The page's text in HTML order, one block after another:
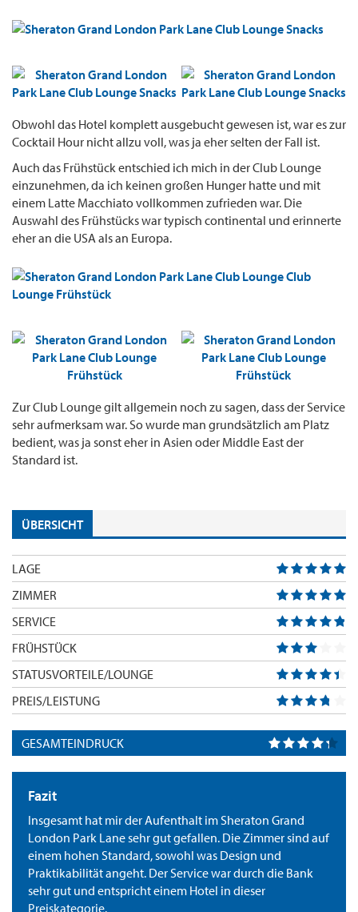
Obwohl das Hotel komplett ausgebucht gewesen ist, war es zur
Cocktail Hour nicht allzu voll, was ja eher selten der Fall ist.
Auch das Frühstück entschied ich mich in der Club Lounge
einzunehmen, da ich keinen großen Hunger hatte und mit
einem Latte Macchiato vollkommen zufrieden war. Die
Auswahl des Frühstücks war typisch continental und erinnerte
eher an die USA als an Europa.
Zur Club Lounge gilt allgemein noch zu sagen, dass der Service
sehr aufmerksam war. So wurde man grundsätzlich am Platz
bedient, was ja sonst eher in Asien oder Middle East der
Standard ist.
ÜBERSICHT
LAGE
ZIMMER
SERVICE
FRÜHSTÜCK
STATUSVORTEILE/LOUNGE
PREIS/LEISTUNG
GESAMTEINDRUCK
Fazit
Insgesamt hat mir der Aufenthalt im Sheraton Grand
London Park Lane sehr gut gefallen. Die Zimmer sind auf
einem hohen Standard, sowohl was Design und
Praktikabilität angeht. Der Service war durch die Bank
sehr gut und entspricht einem Hotel in dieser
Preiskategorie.